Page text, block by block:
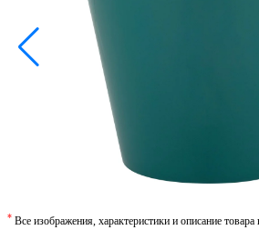
* Все изображения, характеристики и описание